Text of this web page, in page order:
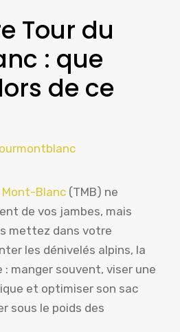
Tour du
: que
de ce
Mont-Blanc (TMB) ne
de vos jambes, mais
mettez dans votre
les dénivelés alpins, la
: manger souvent, viser une
et optimiser son sac
sous le poids des